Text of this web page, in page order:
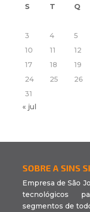
S T Q
3
4 5
10
11 12
17
18 19
24
25 26
31
« jul
SOBRE A SINS
Empresa de São
tecnológicos
segmentos de